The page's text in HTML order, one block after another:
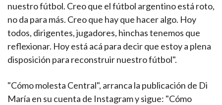
nuestro fútbol. Creo que el fútbol argentino está roto,
no da para más. Creo que hay que hacer algo. Hoy
todos, dirigentes, jugadores, hinchas tenemos que
reflexionar. Hoy está acá para decir que estoy a plena
disposición para reconstruir nuestro fútbol".
"Cómo molesta Central", arranca la publicación de Di
María en su cuenta de Instagram y sigue: "Cómo